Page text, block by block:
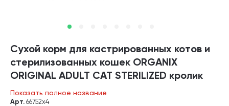
Сухой корм для кастрированных котов и
стерилизованных кошек ORGANIX
ORIGINAL ADULT CAT STERILIZED кролик
(0,4 кг х 4 шт)
Показать полное название
Арт. 66752х4